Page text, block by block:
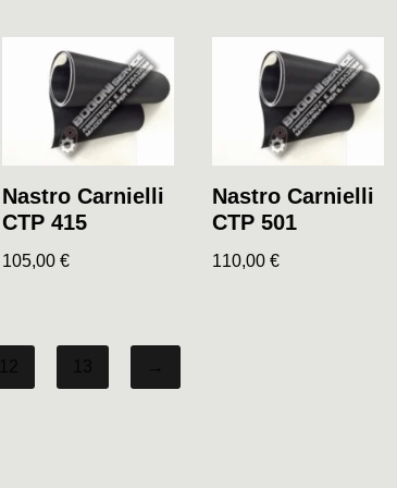
Nastro Carnielli
CTP 415
105,00 €
Nastro Carnielli
CTP 501
110,00€